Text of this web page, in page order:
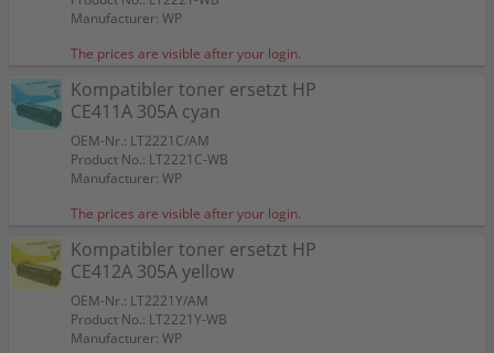
Manufacturer: WP
The prices are visible after your login.
Kompatibler toner ersetzt HP
CE411A 305A cyan
OEM-Nr.: LT2221C/AM
Product No.: LT2221C-WB
Manufacturer: WP
The prices are visible after your login.
Kompatibler toner ersetzt HP
CE412A 305A yellow
OEM-Nr.: LT2221Y/AM
Product No.: LT2221Y-WB
Manufacturer: WP